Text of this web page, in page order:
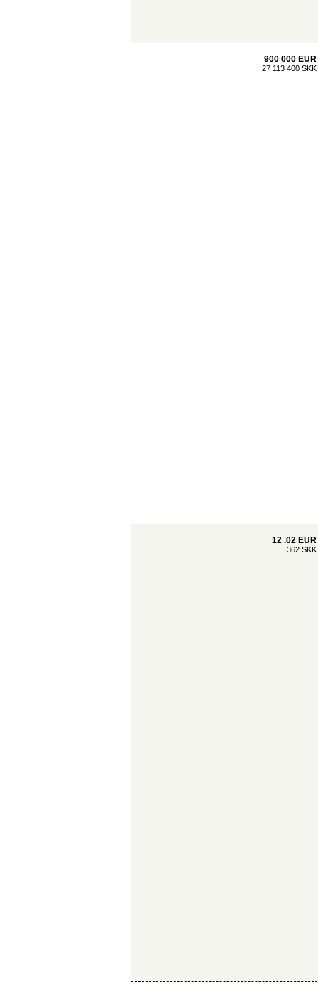
900 000 EUR
27 113 400 SKK
12 .02 EUR
362 SKK